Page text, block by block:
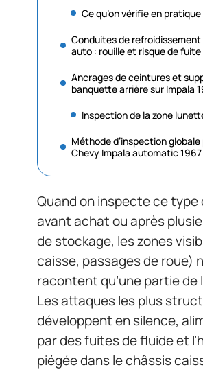
Ce qu’on vérifie en pratique
Conduites de
auto : rouille et risque de fuite
Ancrages de ceintures et
banquette arrière sur Impala
Inspection de la zone
Méthode d’inspection globale
Chevy Impala automatic 1967
Quand on inspecte ce type
avant achat ou après
de stockage, les zones
caisse, passages de roue)
racontent qu’une partie de
Les attaques les plus
développent en silence,
par des fuites de fluide et
piégée dans le châssis